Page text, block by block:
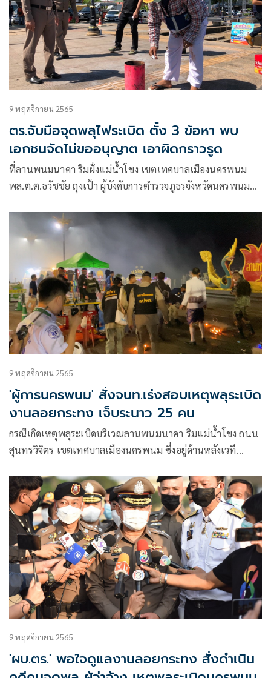
9 พฤศจิกายน 2565
ตร.จับมือจุดพลุไฟระเบิด ตั้ง 3 ข้อหา พบ
เอกชนจัดไม่ขออนุญาต เอาผิดกราวรูด
ที่ลานพนมนาคา ริมฝั่งแม่น้ำโขง เขตเทศบาลเมืองนครพนม
พล.ต.ต.ธวัชชัย ถุงเป้า ผู้บังคับการตำรวจภูธรจังหวัดนครพนม
ถึงเจ้าหน้าที่เกี่ยวข้อง ควบคุมตัว นายเพิก เมฆพร้อม อายุ 36 ปี
ชาว จ.นครพนม คนจุดพลุ
9 พฤศจิกายน 2565
'ผู้การนครพนม' สั่งจนท.เร่งสอบเหตุพลุระเบิด
งานลอยกระทง เจ็บระนาว 25 คน
กรณีเกิดเหตุพลุระเบิดบริเวณลานพนมนาคา ริมแม่น้ำโขง ถนน
สุนทรวิจิตร เขตเทศบาลเมืองนครพนม ซึ่งอยู่ด้านหลังเวที
ประจำปี 2565
9 พฤศจิกายน 2565
'ผบ.ตร.' พอใจดูแลงานลอยกระทง สั่งดำเนิน